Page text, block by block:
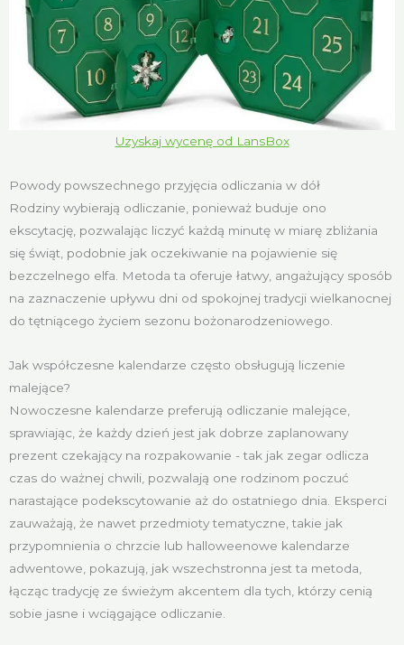
Uzyskaj wycenę od LansBox
Powody powszechnego przyjęcia odliczania w dół
Rodziny wybierają odliczanie, ponieważ buduje ono
ekscytację, pozwalając liczyć każdą minutę w miarę zbliżania
się świąt, podobnie jak oczekiwanie na pojawienie się
bezczelnego elfa. Metoda ta oferuje łatwy, angażujący sposób
na zaznaczenie upływu dni od spokojnej tradycji wielkanocnej
do tętniącego życiem sezonu bożonarodzeniowego.
Jak współczesne kalendarze często obsługują liczenie
malejące?
Nowoczesne kalendarze preferują odliczanie malejące,
sprawiając, że każdy dzień jest jak dobrze zaplanowany
prezent czekający na rozpakowanie - tak jak zegar odlicza
czas do ważnej chwili, pozwalają one rodzinom poczuć
narastające podekscytowanie aż do ostatniego dnia. Eksperci
zauważają, że nawet przedmioty tematyczne, takie jak
przypomnienia o chrzcie lub halloweenowe kalendarze
adwentowe, pokazują, jak wszechstronna jest ta metoda,
łącząc tradycję ze świeżym akcentem dla tych, którzy cenią
sobie jasne i wciągające odliczanie.